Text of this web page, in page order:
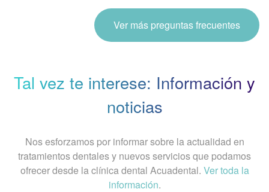
Ver más preguntas frecuentes
Tal vez te interese: Información y
noticias
Nos esforzamos por informar sobre la actualidad en
tratamientos dentales y nuevos servicios que podamos
ofrecer desde la clínica dental Acuadental. Ver toda la
información.